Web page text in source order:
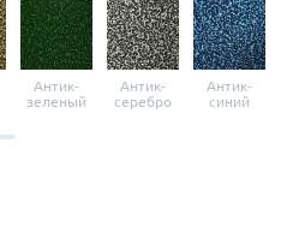
Антик-
зеленый
Антик-
серебро
Антик-
синий